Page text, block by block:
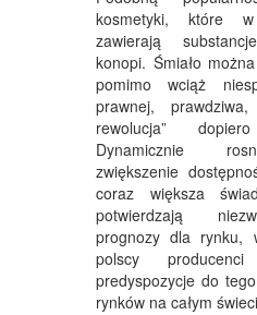
kosmetyki, które
zawierają
konopi. Śmiało
pomimo wciąż
prawnej,
rewolucja”
Dynamicznie
zwiększenie
coraz większa
potwierdzają
prognozy dla rynku,
polscy
predyspozycje do
rynków na całym